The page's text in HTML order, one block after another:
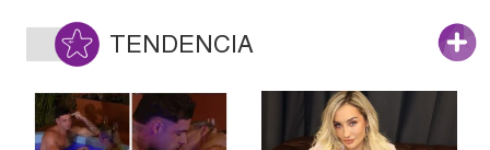
TENDENCIA